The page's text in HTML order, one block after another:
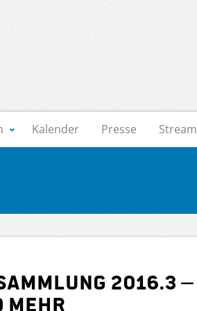
Kalender Presse Stream
2016.3 –
mehr